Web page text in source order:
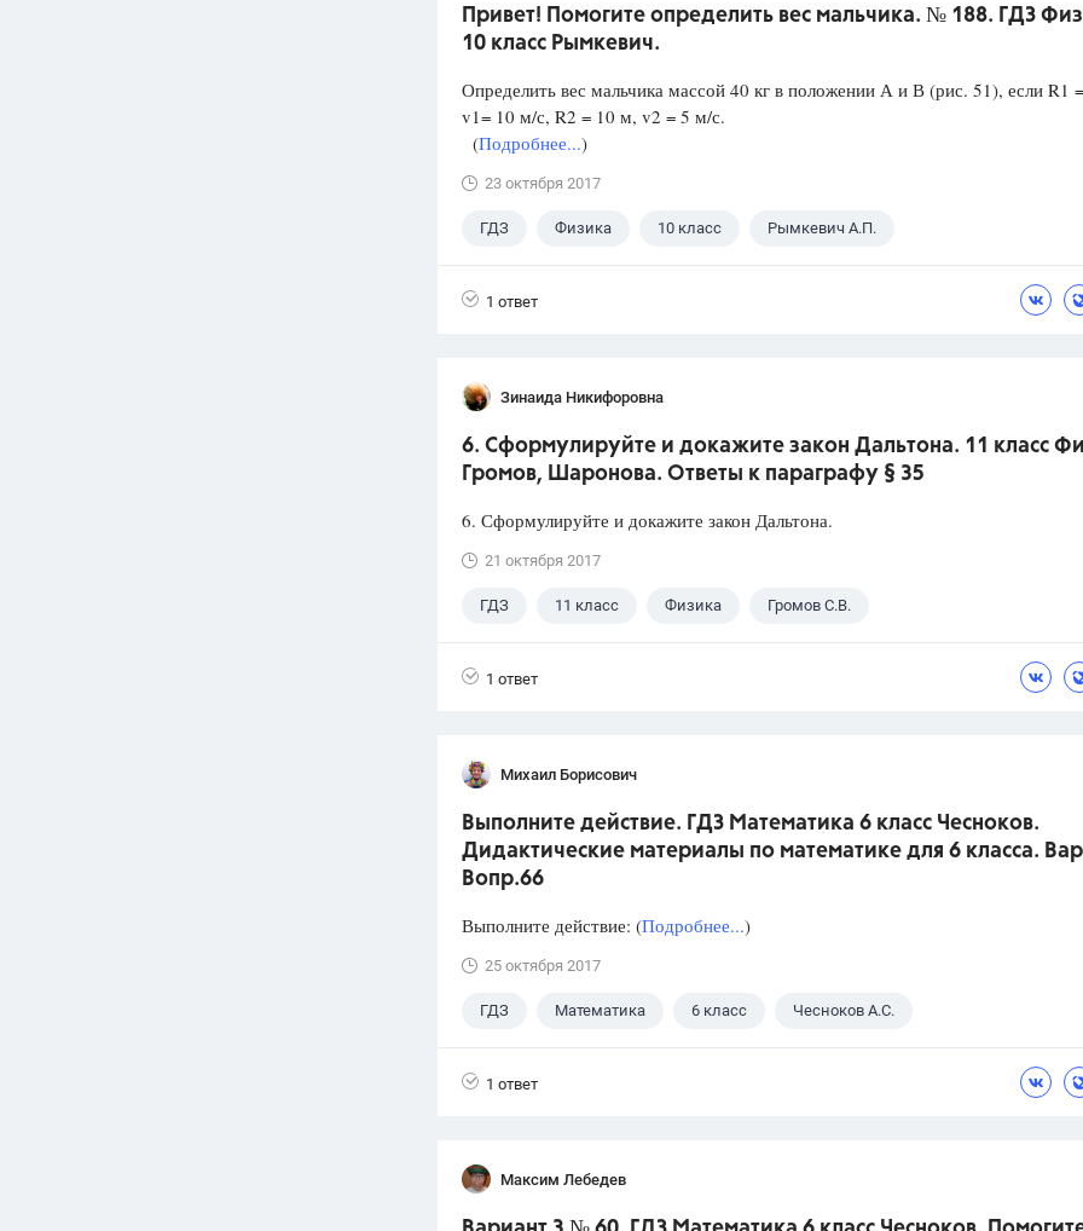
Привет! Помогите определить вес мальчика. № 188. ГДЗ
10 класс Рымкевич.
Определить вес мальчика массой 40 кг в положении А и В (рис. 51), если R1
v1= 10 м/с, R2 = 10 м, v2 = 5 м/с.
(Подробнее...)
23 октября 2017
ГДЗ Физика 10 класс Рымкевич А.П.
1 ответ
Зинаида Никифоровна
6. Сформулируйте и докажите закон Дальтона. 11 класс
Громов, Шаронова. Ответы к параграфу § 35
6. Сформулируйте и докажите закон Дальтона.
21 октября 2017
ГДЗ 11 класс Физика Громов С.В.
1 ответ
Михаил Борисович
Выполните действие. ГДЗ Математика 6 класс Чесноков.
Дидактические материалы по математике для 6 класса.
Вопр.66
Выполните действие: (Подробнее...)
25 октября 2017
ГДЗ Математика 6 класс Чесноков А.С.
1 ответ
Максим Лебедев